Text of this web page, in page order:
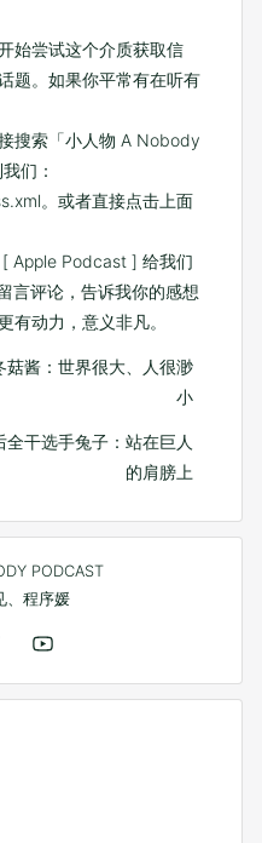
始尝试这个介质获取信
题。如果你平常有在听有
搜索「小人物 A Nobody
们：
。或者直接点击上面
[ Apple Podcast ] 给我们
评论，告诉我你的感想
有动力，意义非凡。
菇酱：世界很大、人很渺
小
干选手兔子：站在巨人
的肩膀上
、程序媛